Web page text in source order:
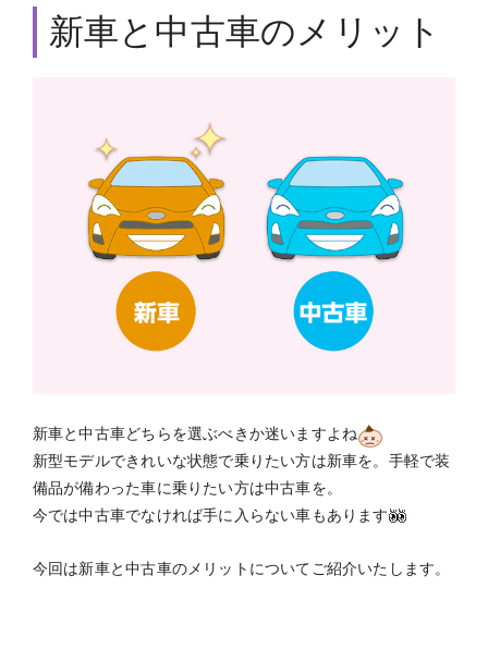
新車と中古車のメリット
新車と中古車どちらを選ぶべきか迷いますよね
新型モデルできれいな状態で乗りたい方は新車を。手軽で装
備品が備わった車に乗りたい方は中古車を。
今では中古車でなければ手に入らない車もあります
今回は新車と中古車のメリットについてご紹介いたします。